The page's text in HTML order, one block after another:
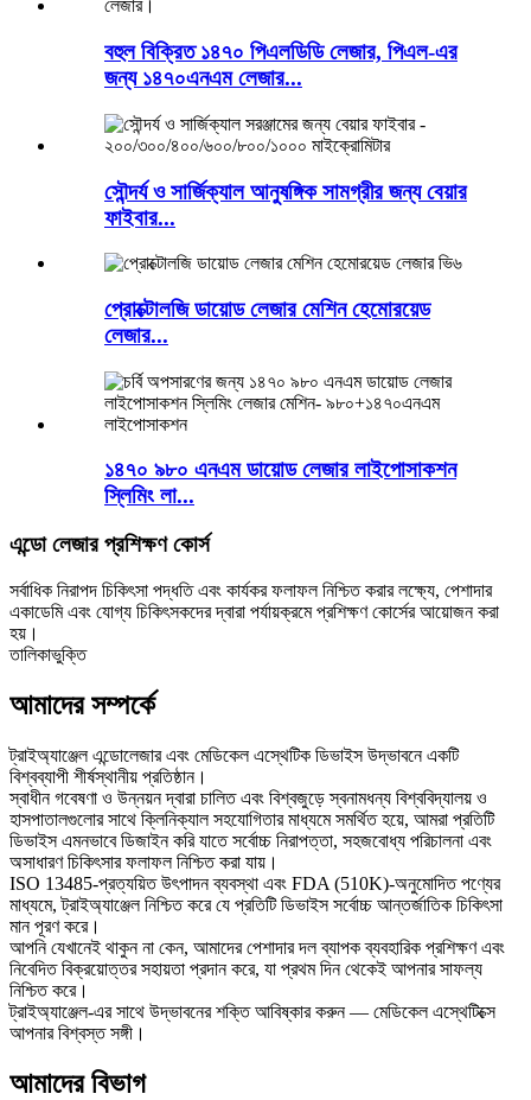
বহুল বিক্রিত ১৪৭০ পিএলডিডি লেজার, পিএল-এর
জন্য ১৪৭০এনএম লেজার...
সৌন্দর্য ও সার্জিক্যাল আনুষঙ্গিক সামগ্রীর জন্য বেয়ার
ফাইবার...
প্রোক্টোলজি ডায়োড লেজার মেশিন হেমোরয়েড
লেজার...
১৪৭০ ৯৮০ এনএম ডায়োড লেজার লাইপোসাকশন
স্লিমিং লা...
এন্ডো লেজার প্রশিক্ষণ কোর্স
সর্বাধিক নিরাপদ চিকিৎসা পদ্ধতি এবং কার্যকর ফলাফল নিশ্চিত করার লক্ষ্যে, পেশাদার
একাডেমি এবং যোগ্য চিকিৎসকদের দ্বারা পর্যায়ক্রমে প্রশিক্ষণ কোর্সের আয়োজন করা
হয়।
তালিকাভুক্তি
আমাদের সম্পর্কে
ট্রাইঅ্যাঞ্জেল এন্ডোলেজার এবং মেডিকেল এস্থেটিক ডিভাইস উদ্ভাবনে একটি
বিশ্বব্যাপী শীর্ষস্থানীয় প্রতিষ্ঠান।
স্বাধীন গবেষণা ও উন্নয়ন দ্বারা চালিত এবং বিশ্বজুড়ে স্বনামধন্য বিশ্ববিদ্যালয় ও
হাসপাতালগুলোর সাথে ক্লিনিক্যাল সহযোগিতার মাধ্যমে সমর্থিত হয়ে, আমরা প্রতিটি
ডিভাইস এমনভাবে ডিজাইন করি যাতে সর্বোচ্চ নিরাপত্তা, সহজবোধ্য পরিচালনা এবং
অসাধারণ চিকিৎসার ফলাফল নিশ্চিত করা যায়।
ISO 13485-প্রত্যয়িত উৎপাদন ব্যবস্থা এবং FDA (510K)-অনুমোদিত পণ্যের
মাধ্যমে, ট্রাইঅ্যাঞ্জেল নিশ্চিত করে যে প্রতিটি ডিভাইস সর্বোচ্চ আন্তর্জাতিক চিকিৎসা
মান পূরণ করে।
আপনি যেখানেই থাকুন না কেন, আমাদের পেশাদার দল ব্যাপক ব্যবহারিক প্রশিক্ষণ এবং
নিবেদিত বিক্রয়োত্তর সহায়তা প্রদান করে, যা প্রথম দিন থেকেই আপনার সাফল্য
নিশ্চিত করে।
ট্রাইঅ্যাঞ্জেল-এর সাথে উদ্ভাবনের শক্তি আবিষ্কার করুন — মেডিকেল এস্থেটিক্সে
আপনার বিশ্বস্ত সঙ্গী।
আমাদের বিভাগ